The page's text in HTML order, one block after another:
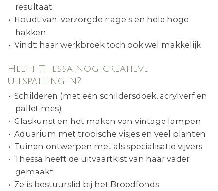
resultaat
Houdt van: verzorgde nagels en hele hoge
hakken
Vindt: haar werkbroek toch ook wel makkelijk
Heeft Thessa nog creatieve
uitspattingen?
Schilderen (met een schildersdoek, acrylverf en
pallet mes)
Glaskunst en het maken van vintage lampen
Aquarium met tropische visjes en veel planten
Tuinen ontwerpen met als specialisatie vijvers
Thessa heeft de uitvaartkist van haar vader
gemaakt
Ze is bestuurslid bij het Broodfonds